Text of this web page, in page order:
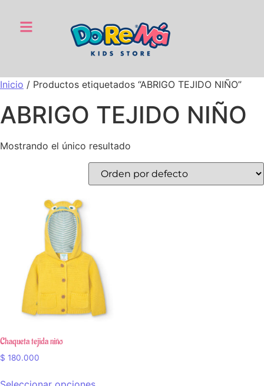
Inicio / Productos etiquetados “ABRIGO TEJIDO NIÑO”
ABRIGO TEJIDO NIÑO
Mostrando el único resultado
Chaqueta tejida niño
$ 180.000